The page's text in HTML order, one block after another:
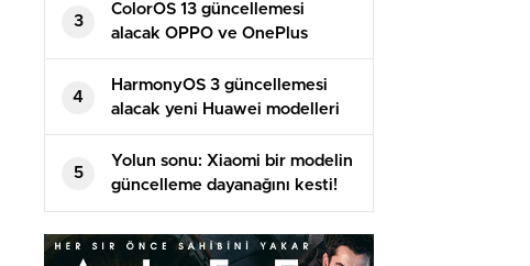
3
ColorOS 13 güncellemesi
alacak OPPO ve OnePlus
modelleri!
4
HarmonyOS 3 güncellemesi
alacak yeni Huawei modelleri
belirli oldu!
5
Yolun sonu: Xiaomi bir modelin
güncelleme dayanağını kesti!